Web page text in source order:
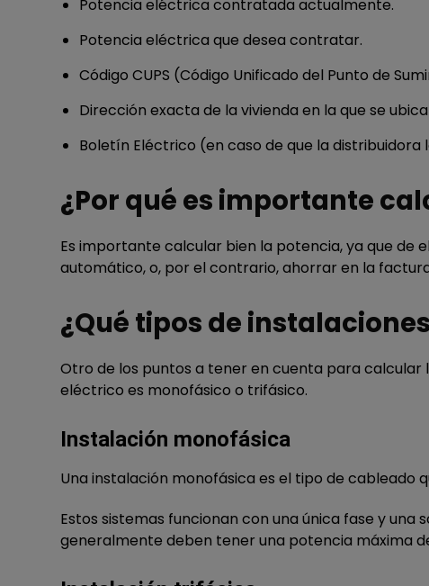
Potencia eléctrica contratada actualmente.
Potencia eléctrica que desea contratar.
Código CUPS (Código Unificado del Punto de
Dirección exacta de la vivienda en la que se
Boletín Eléctrico (en caso de que la distribuidora
¿Por qué es importante
Es importante calcular bien la potencia, ya que de
automático, o, por el contrario, ahorrar en la
¿Qué tipos de
Otro de los puntos a tener en cuenta para calcular
eléctrico es monofásico o trifásico.
Instalación monofásica
Una instalación monofásica es el tipo de
Estos sistemas funcionan con una única fase y
generalmente deben tener una potencia máxima de